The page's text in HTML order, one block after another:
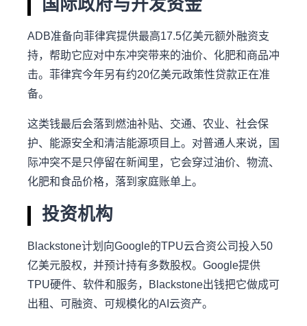
国际政府与开发资金
ADB准备向菲律宾提供最高17.5亿美元额外融资支
持，帮助它应对中东冲突带来的油价、化肥和商品冲
击。菲律宾今年另有约20亿美元政策性贷款正在准
备。
这类钱最后会落到燃油补贴、交通、农业、社会保
护、能源安全和清洁能源项目上。对普通人来说，国
际冲突不是只停留在新闻里，它会穿过油价、物流、
化肥和食品价格，落到家庭账单上。
投资机构
Blackstone计划向Google的TPU云合资公司投入50
亿美元股权，并预计持有多数股权。Google提供
TPU硬件、软件和服务，Blackstone出钱把它做成可
出租、可融资、可规模化的AI云资产。